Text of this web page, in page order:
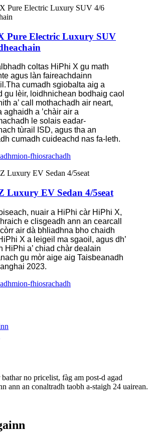
Pure Electric Luxury SUV
coltas HiPhi X gu math
agus làn faireachdainn
cumadh sgiobalta aig a
gu lèir, loidhnichean bodhaig caol
a’ call mothachadh air neart,
aghaidh a ’chàir air a
le solais eadar-
tùrail ISD, agus tha an
cumadh cuideachd nas fa-leth.
mion-fhiosrachadh
Luxury EV Sedan 4/5seat
nuair a HiPhi càr HiPhi X,
e clisgeadh ann an cearcall
air dà bhliadhna bho chaidh
X a leigeil ma sgaoil, agus dh’
HiPhi a’ chiad chàr dealain
gu mòr aige aig Taisbeanadh
2023.
mion-fhiosrachadh
no pricelist, fàg am post-d agad
ann an conaltradh taobh a-staigh 24 uairean.